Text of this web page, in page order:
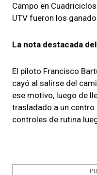
Campo en
UTV fueron los
La nota destacada
El piloto Francisco
cayó al salirse del
ese motivo, luego de
trasladado a un
controles de rutina